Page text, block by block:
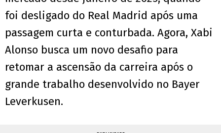
foi desligado do Real Madrid após uma
passagem curta e conturbada. Agora, Xabi
Alonso busca um novo desafio para
retomar a ascensão da carreira após o
grande trabalho desenvolvido no Bayer
Leverkusen.